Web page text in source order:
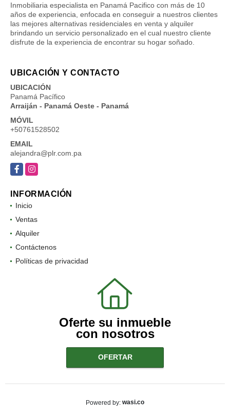
Inmobiliaria especialista en Panamá Pacifico con más de 10
años de experiencia, enfocada en conseguir a nuestros clientes
las mejores alternativas residenciales en venta y alquiler
brindando un servicio personalizado en el cual nuestro cliente
disfrute de la experiencia de encontrar su hogar soñado.
UBICACIÓN Y CONTACTO
UBICACIÓN
Panamá Pacífico
Arraiján - Panamá Oeste - Panamá
MÓVIL
+50761528502
EMAIL
alejandra@plr.com.pa
FacebookInstagram
INFORMACIÓN
Inicio
Ventas
Alquiler
Contáctenos
Políticas de privacidad
Oferte su inmueble
con nosotros
OFERTAR
Powered by: wasi.co